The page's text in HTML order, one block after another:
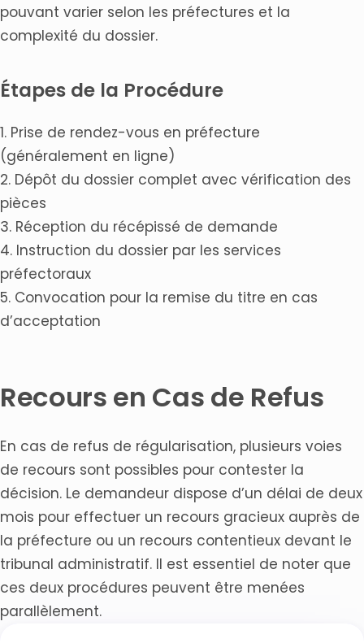
pouvant varier selon les préfectures et la
complexité du dossier.
Étapes de la Procédure
1. Prise de rendez-vous en préfecture
(généralement en ligne)
2. Dépôt du dossier complet avec vérification des
pièces
3. Réception du récépissé de demande
4. Instruction du dossier par les services
préfectoraux
5. Convocation pour la remise du titre en cas
d’acceptation
Recours en Cas de Refus
En cas de refus de régularisation, plusieurs voies
de recours sont possibles pour contester la
décision. Le demandeur dispose d’un délai de deux
mois pour effectuer un recours gracieux auprès de
la préfecture ou un recours contentieux devant le
tribunal administratif. Il est essentiel de noter que
ces deux procédures peuvent être menées
parallèlement.